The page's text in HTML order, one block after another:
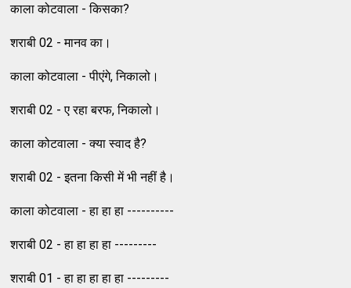
काला कोटवाला - किसका?
शराबी 02 - मानव का।
काला कोटवाला - पीएंगे, निकालो।
शराबी 02 - ए रहा बरफ, निकालो।
काला कोटवाला - क्या स्वाद है?
शराबी 02 - इतना किसी में भी नहीं है।
काला कोटवाला - हा हा हा ----------
शराबी 02 - हा हा हा हा ---------
शराबी 01 - हा हा हा हा हा ---------